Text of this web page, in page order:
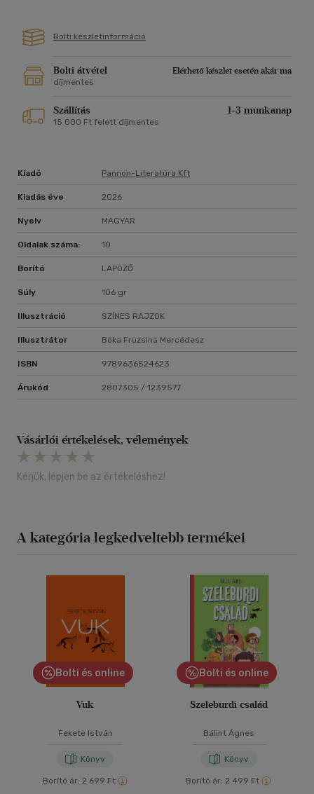
Bolti készletinformáció
Bolti átvétel
Elérhető készlet esetén akár ma
díjmentes
Szállítás 1-3 munkanap
15 000 Ft felett díjmentes
Kiadó Pannon-Literatúra Kft
Kiadás éve 2026
Nyelv MAGYAR
Oldalak száma: 10
Borító LAPOZÓ
Súly 106 gr
Illusztráció SZÍNES RAJZOK
Illusztrátor Bóka Fruzsina Mercédesz
ISBN 9789636524623
Árukód 2807305 / 1239577
Vásárlói értékelések, vélemények
Kérjük, lépjen be az értékeléshez!
A kategória legkedveltebb termékei
Bolti és online
Vuk
Fekete István
Könyv
Borító ár: 2 699 Ft
Bolti és online
Szeleburdi család
Bálint Ágnes
Könyv
Borító ár: 2 499 Ft